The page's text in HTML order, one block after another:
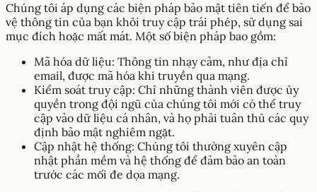
Chúng tôi áp dụng các biện pháp bảo mật tiên tiến để bảo
vệ thông tin của bạn khỏi truy cập trái phép, sử dụng sai
mục đích hoặc mất mát. Một số biện pháp bao gồm:
Mã hóa dữ liệu: Thông tin nhạy cảm, như địa chỉ
email, được mã hóa khi truyền qua mạng.
Kiểm soát truy cập: Chỉ những thành viên được ủy
quyền trong đội ngũ của chúng tôi mới có thể truy
cập vào dữ liệu cá nhân, và họ phải tuân thủ các quy
định bảo mật nghiêm ngặt.
Cập nhật hệ thống: Chúng tôi thường xuyên cập
nhật phần mềm và hệ thống để đảm bảo an toàn
trước các mối đe dọa mạng.